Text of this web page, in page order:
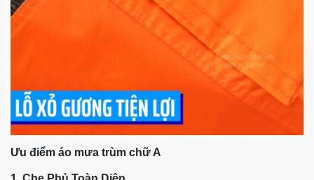
Ưu điểm áo mưa trùm chữ A